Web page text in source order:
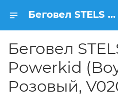
Беговел STELS 12" Powerkid (Boy) 8" Розовый, V020 купить: цена 3 500 рублей в Балашихе | Интернет магазин Вело150
Беговел
Powerkid
Розовый,